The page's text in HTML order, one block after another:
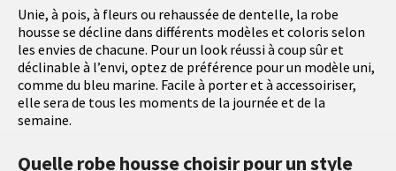
Unie, à pois, à fleurs ou rehaussée de dentelle, la robe
housse se décline dans différents modèles et coloris selon
les envies de chacune. Pour un look réussi à coup sûr et
déclinable à l’envi, optez de préférence pour un modèle uni,
comme du bleu marine. Facile à porter et à accessoiriser,
elle sera de tous les moments de la journée et de la
semaine.
Quelle robe housse choisir pour un style